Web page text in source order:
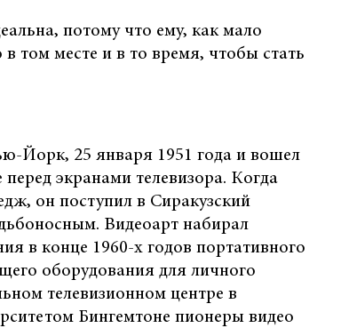
потому что ему, как мало
в том месте и в то время, чтобы стать
Йорк, 25 января 1951 года и вошел
экранами телевизора. Когда
он поступил в Сиракузский
Видеоарт набирал
в конце 1960-х годов портативного
оборудования для личного
телевизионном центре в
Бингемтоне пионеры видео